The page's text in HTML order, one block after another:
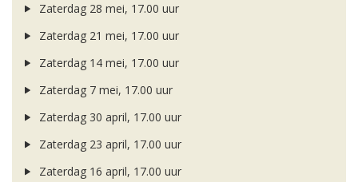
Zaterdag 28 mei, 17.00 uur
Zaterdag 21 mei, 17.00 uur
Zaterdag 14 mei, 17.00 uur
Zaterdag 7 mei, 17.00 uur
Zaterdag 30 april, 17.00 uur
Zaterdag 23 april, 17.00 uur
Zaterdag 16 april, 17.00 uur